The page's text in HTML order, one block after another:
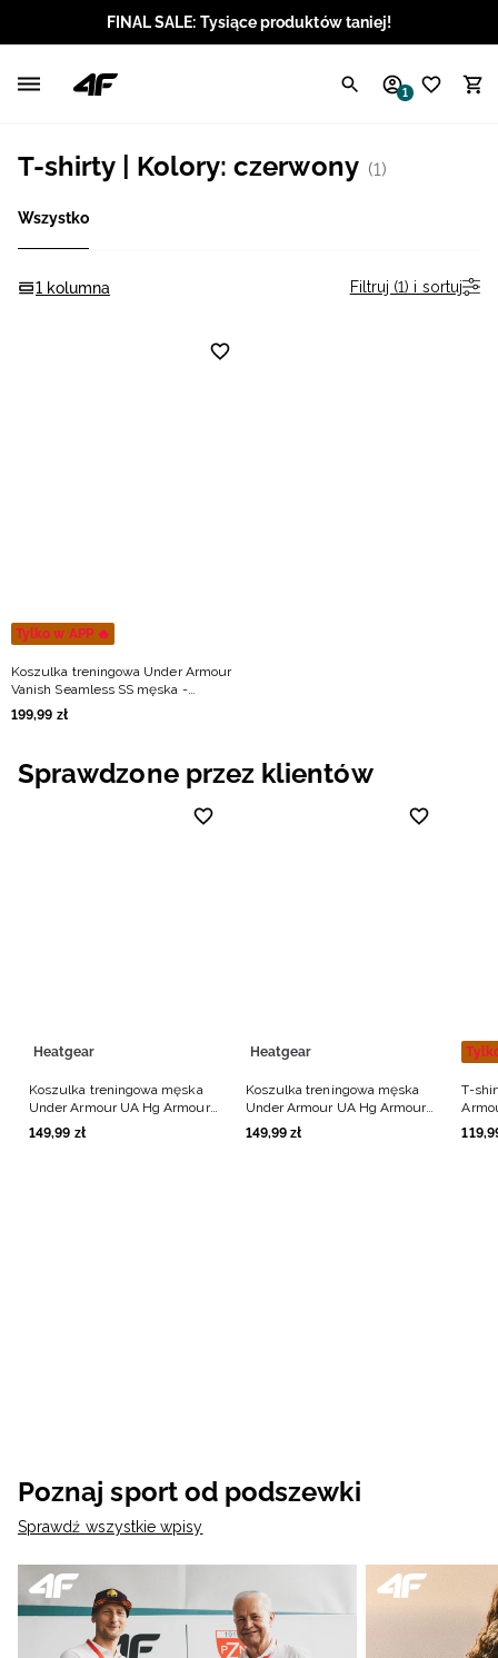
FINAL SALE: Tysiące produktów taniej!
1
T-shirty | Kolory: czerwony (1)
Wszystko
1 kolumna Filtruj (1) i sortuj
Tylko w APP 🔥
Koszulka treningowa Under Armour
Vanish Seamless SS męska -
czerwona
199,99 zł
Sprawdzone przez klientów
Heatgear
Koszulka treningowa męska
Under Armour UA Hg Armour
Comp Ss - czarna
149,99 zł
Heatgear
Koszulka treningowa męska
Under Armour UA Hg Armour
Comp Ss - biała
149,99 zł
T-
119,
Poznaj sport od podszewki
Sprawdź wszystkie wpisy
Angielski / USD
Chorwacki / EUR